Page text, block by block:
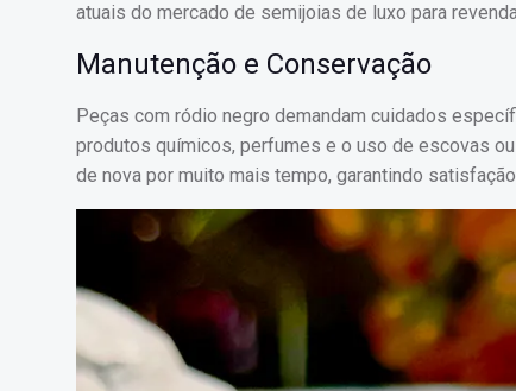
atuais do mercado de semijoias de luxo para
Manutenção e Conservação
Peças com ródio negro demandam cuidados
produtos químicos, perfumes e o uso de escovas
de nova por muito mais tempo, garantindo